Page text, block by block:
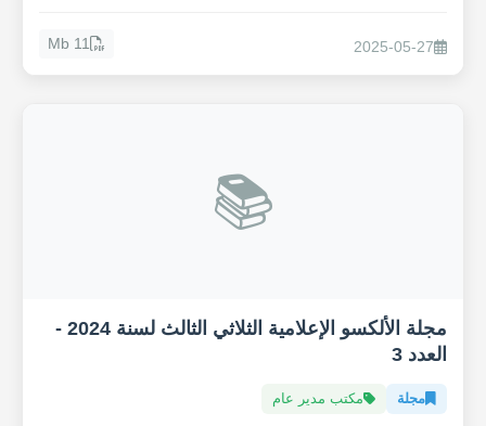
2025-05-27
11 Mb
📚
مجلة الألكسو الإعلامية الثلاثي الثالث لسنة 2024 -
العدد 3
مجلة مكتب مدير عام